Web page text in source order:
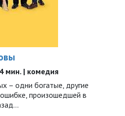
мин. | комедия
– одни богатые, другие
произошедшей в